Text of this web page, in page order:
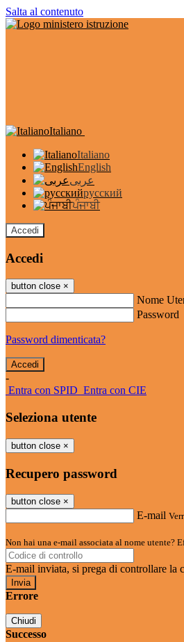
Salta al contenuto
Italiano
Italiano
English
عربى
русский
ਪੰਜਾਬੀ
Accedi
Accedi
button close ×
Nome
Password
Password dimenticata?
-
Entra con SPID Entra con CIE
Seleziona utente
button close ×
Recupero password
button close ×
E-mail
Non hai una e-mail associata al nome utente?
E-mail inviata, si prega di controllare la
Errore
Chiudi
Successo